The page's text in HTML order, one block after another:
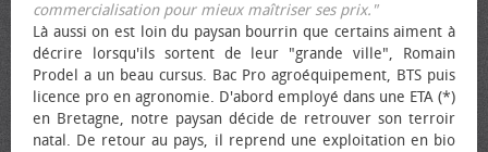
commercialisation pour mieux maîtriser ses prix."
Là aussi on est loin du paysan bourrin que certains aiment à
décrire lorsqu'ils sortent de leur "grande ville", Romain
Prodel a un beau cursus. Bac Pro agroéquipement, BTS puis
licence pro en agronomie. D'abord employé dans une ETA (*)
en Bretagne, notre paysan décide de retrouver son terroir
natal. De retour au pays, il reprend une exploitation en bio